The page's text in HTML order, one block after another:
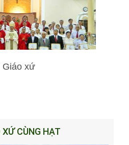
Giáo xứ
XỨ CÙNG HẠT